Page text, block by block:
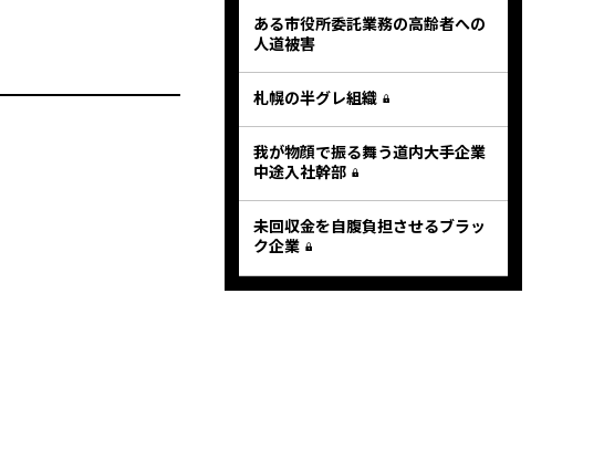
ある市役所委託業務の高齢者への
人道被害
札幌の半グレ組織
我が物顔で振る舞う道内大手企業
中途入社幹部
未回収金を自腹負担させるブラッ
ク企業